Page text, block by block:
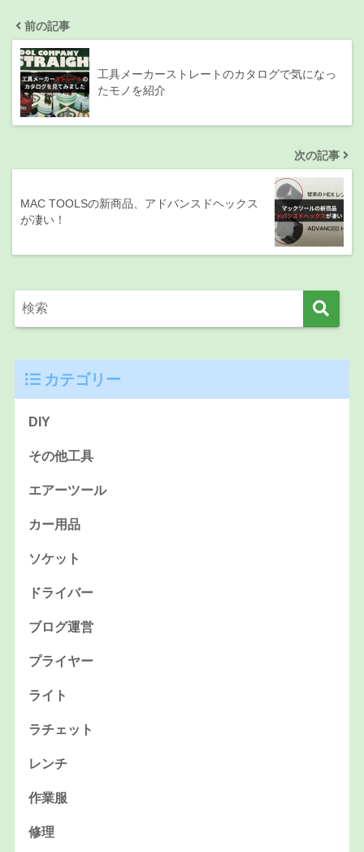
前の記事
工具メーカーストレートのカタログで気になっ
たモノを紹介
次の記事
MAC TOOLSの新商品、アドバンスドヘックス
が凄い！
カテゴリー
DIY
その他工具
エアーツール
カー用品
ソケット
ドライバー
ブログ運営
プライヤー
ライト
ラチェット
レンチ
作業服
修理